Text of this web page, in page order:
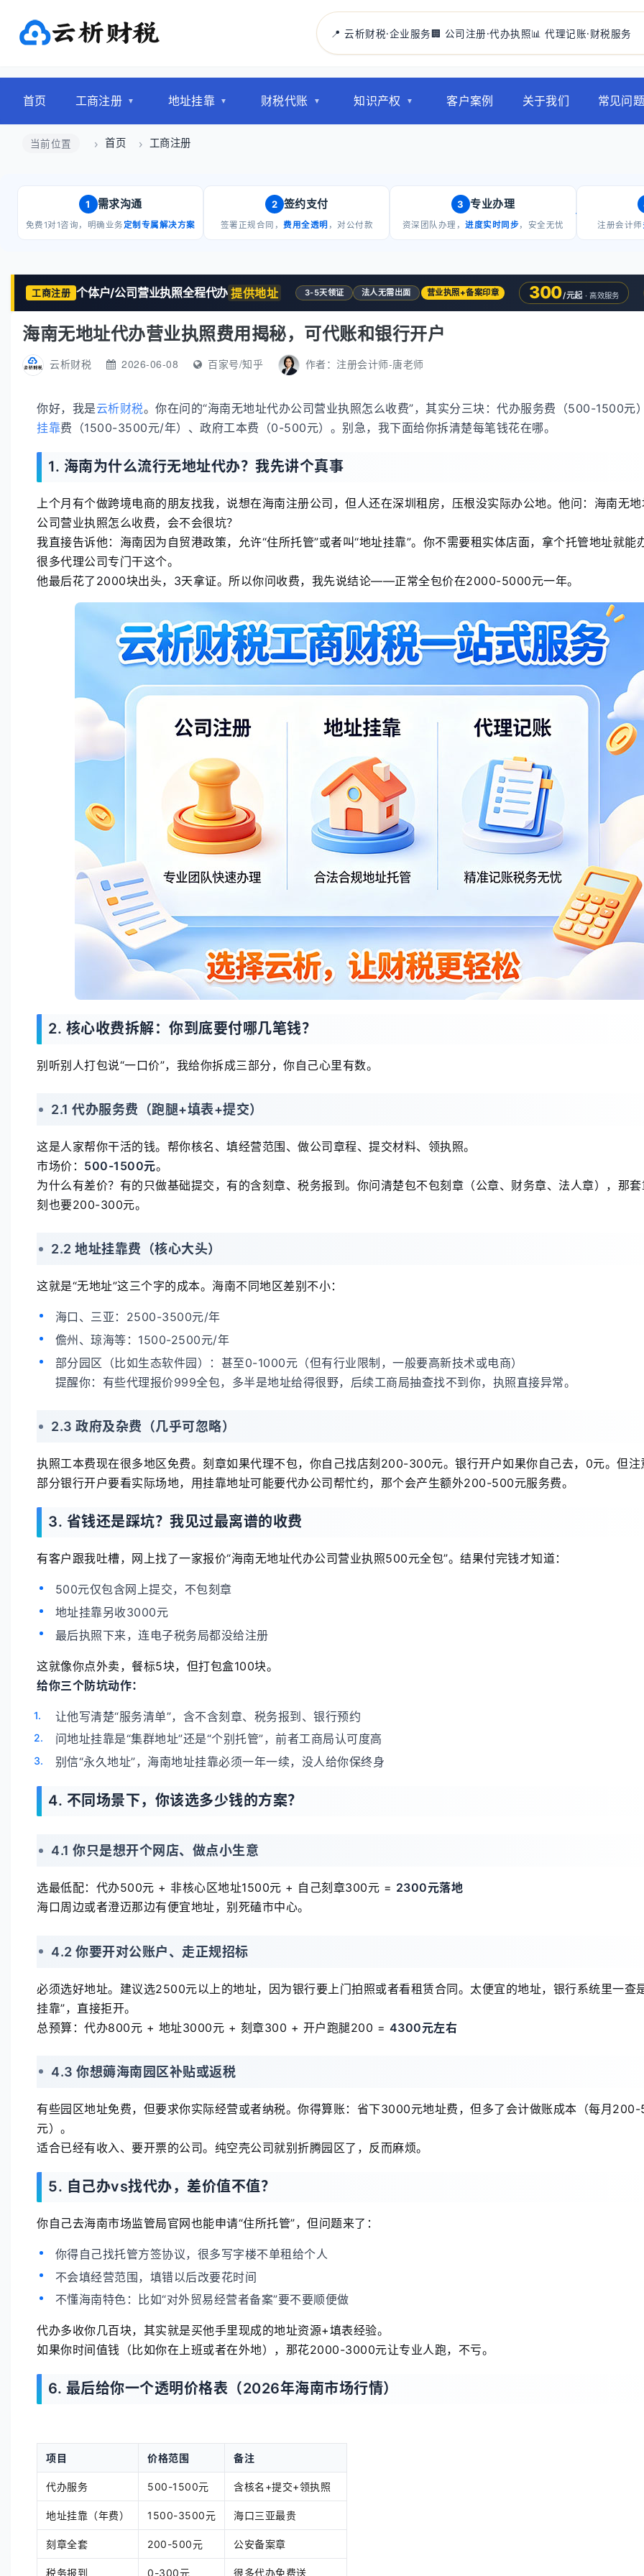
📍 云析财税·企业服务🏢 公司注册·代办执照📊 代理记账·财税服务
首页 工商注册 地址挂靠 财税代账 知识产权 客户案例 关于我们 常见问
当前位置 首页 工商注册
1 需求沟通
免费1对1咨询，明确业务定制专属解决方案
2 签约支付
签署正规合同，费用全透明 ，对公付款
3 专业办理
资深团队办理， 进度实时同步，安全无忧 注册会计师
工商注册 个体户/公司营业执照全程代办 提供地址 3-5天领证 法人无需出面 营业执照+备案印章 300/元起 · 高效服务
海南无地址代办营业执照费用揭秘，可代账和银行开户
云析财税 2026-06-08 百家号/知乎 作者： 注册会计师-唐老师
你好，我是云析财税。你在问的“海南无地址代办公司营业执照怎么收费”，其实分三块：代办服务费（500-1500元
挂靠费（1500-3500元/年）、政府工本费（0-500元）。别急，我下面给你拆清楚每笔钱花在哪。
1. 海南为什么流行无地址代办？我先讲个真事
上个月有个做跨境电商的朋友找我，说想在海南注册公司，但人还在深圳租房，压根没实际办公地。他问：海南无
公司营业执照怎么收费，会不会很坑？
我直接告诉他：海南因为自贸港政策，允许“住所托管”或者叫“地址挂靠”。你不需要租实体店面，拿个托管地址就能
很多代理公司专门干这个。
他最后花了2000块出头，3天拿证。所以你问收费，我先说结论——正常全包价在2000-5000元一年。
2. 核心收费拆解：你到底要付哪几笔钱？
别听别人打包说“一口价”，我给你拆成三部分，你自己心里有数。
2.1 代办服务费（跑腿+填表+提交）
这是人家帮你干活的钱。帮你核名、填经营范围、做公司章程、提交材料、领执照。
市场价： 500-1500元。
为什么有差价？有的只做基础提交，有的含刻章、税务报到。你问清楚包不包刻章（公章、财务章、法人章），那
刻也要200-300元。
2.2 地址挂靠费（核心大头）
这就是“无地址”这三个字的成本。海南不同地区差别不小：
海口、三亚：2500-3500元/年
儋州、琼海等：1500-2500元/年
部分园区（比如生态软件园）：甚至0-1000元（但有行业限制，一般要高新技术或电商）
提醒你：有些代理报价999全包，多半是地址给得很野，后续工商局抽查找不到你，执照直接异常。
2.3 政府及杂费（几乎可忽略）
执照工本费现在很多地区免费。刻章如果代理不包，你自己找店刻200-300元。银行开户如果你自己去，0元。但注
部分银行开户要看实际场地，用挂靠地址可能要代办公司帮忙约，那个会产生额外200-500元服务费。
3. 省钱还是踩坑？我见过最离谱的收费
有客户跟我吐槽，网上找了一家报价“海南无地址代办公司营业执照500元全包”。结果付完钱才知道：
500元仅包含网上提交，不包刻章
地址挂靠另收3000元
最后执照下来，连电子税务局都没给注册
这就像你点外卖，餐标5块，但打包盒100块。
给你三个防坑动作：
让他写清楚“服务清单”，含不含刻章、税务报到、银行预约
问地址挂靠是“集群地址”还是“个别托管”，前者工商局认可度高
别信“永久地址”，海南地址挂靠必须一年一续，没人给你保终身
4. 不同场景下，你该选多少钱的方案？
4.1 你只是想开个网店、做点小生意
选最低配：代办500元 + 非核心区地址1500元 + 自己刻章300元 = 2300元落地
海口周边或者澄迈那边有便宜地址，别死磕市中心。
4.2 你要开对公账户、走正规招标
必须选好地址。建议选2500元以上的地址，因为银行要上门拍照或者看租赁合同。太便宜的地址，银行系统里一查
挂靠”，直接拒开。
总预算：代办800元 + 地址3000元 + 刻章300 + 开户跑腿200 = 4300元左右
4.3 你想薅海南园区补贴或返税
有些园区地址免费，但要求你实际经营或者纳税。你得算账：省下3000元地址费，但多了会计做账成本（每月
元）。
适合已经有收入、要开票的公司。纯空壳公司就别折腾园区了，反而麻烦。
5. 自己办vs找代办，差价值不值？
你自己去海南市场监管局官网也能申请“住所托管”，但问题来了：
你得自己找托管方签协议，很多写字楼不单租给个人
不会填经营范围，填错以后改要花时间
不懂海南特色：比如“对外贸易经营者备案”要不要顺便做
代办多收你几百块，其实就是买他手里现成的地址资源+填表经验。
如果你时间值钱（比如你在上班或者在外地），那花2000-3000元让专业人跑，不亏。
6. 最后给你一个透明价格表（2026年海南市场行情）
项目 价格范围 备注
代办服务 500-1500元 含核名+提交+领执照
地址挂靠（年费） 1500-3500元 海口三亚最贵
刻章全套 200-500元 公安备案章
税务报到 0-300元 很多代办免费送